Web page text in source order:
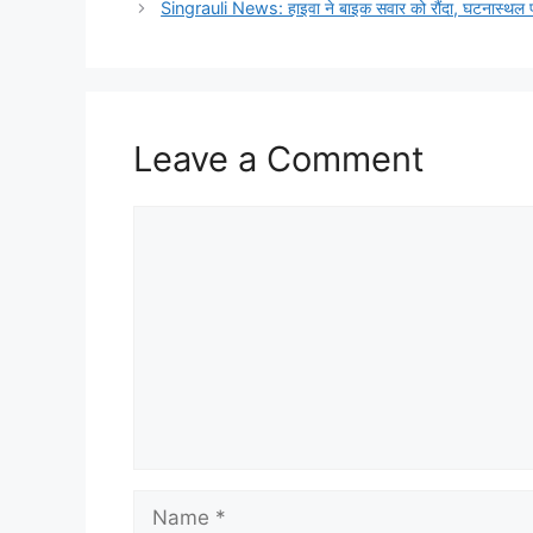
Singrauli News: हाइवा ने बाइक सवार को रौंदा, घटनास्थल
Leave a Comment
Name